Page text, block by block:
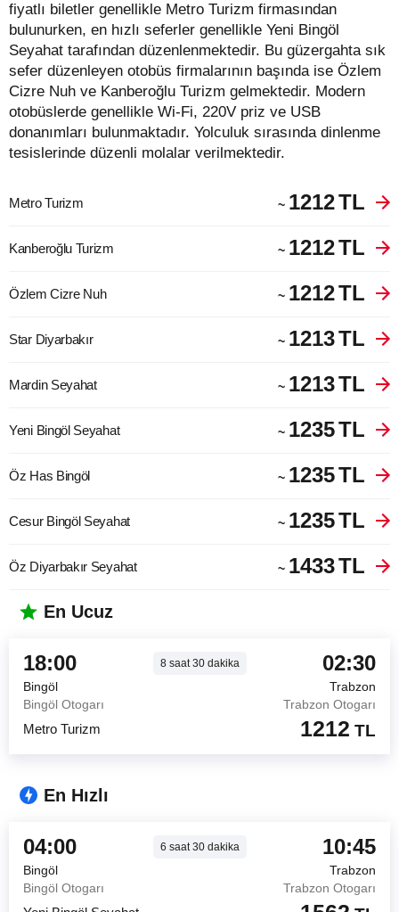
fiyatlı biletler genellikle Metro Turizm firmasından
bulunurken, en hızlı seferler genellikle Yeni Bingöl
Seyahat tarafından düzenlenmektedir. Bu güzergahta sık
sefer düzenleyen otobüs firmalarının başında ise Özlem
Cizre Nuh ve Kanberoğlu Turizm gelmektedir. Modern
otobüslerde genellikle Wi-Fi, 220V priz ve USB
donanımları bulunmaktadır. Yolculuk sırasında dinlenme
tesislerinde düzenli molalar verilmektedir.
Metro Turizm ~ 1212TL
Kanberoğlu Turizm ~ 1212TL
Özlem Cizre Nuh ~ 1212TL
Star Diyarbakır ~ 1213TL
Mardin Seyahat ~ 1213TL
Yeni Bingöl Seyahat ~ 1235TL
Öz Has Bingöl ~ 1235TL
Cesur Bingöl Seyahat ~ 1235TL
Öz Diyarbakır Seyahat ~ 1433TL
En Ucuz
18:00 8saat30dakika 02:30
Bingöl
Trabzon
Bingöl Otogarı
Trabzon Otogarı
Metro Turizm 1212 TL
En Hızlı
04:00 6 saat30dakika 10:45
Bingöl
Trabzon
Bingöl Otogarı
Trabzon Otogarı